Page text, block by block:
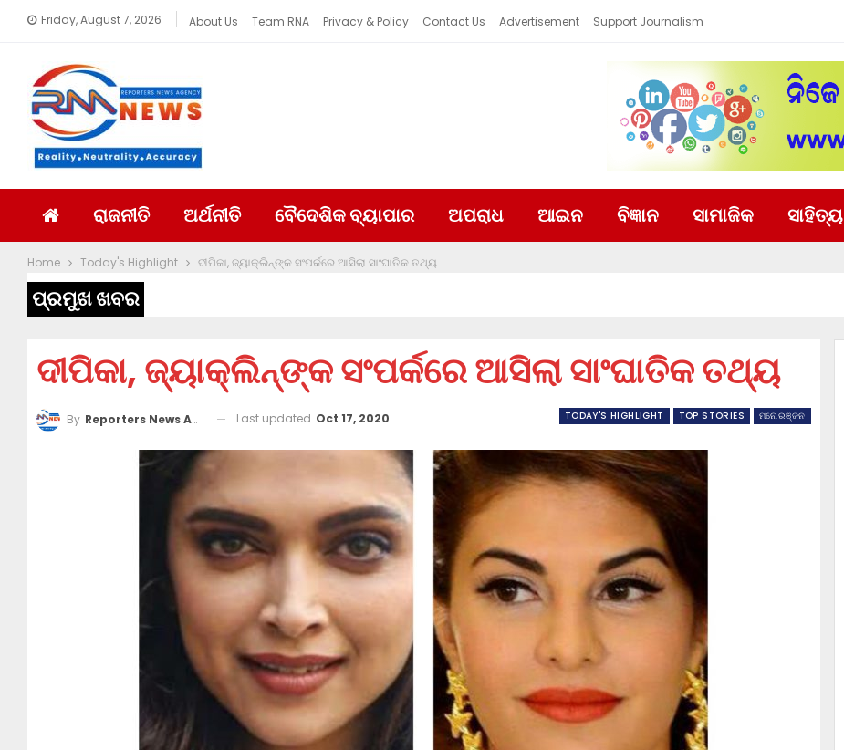
Friday, August 7, 2026 About Us Team RNA Privacy & Policy Contact Us Advertisement Support Journalism
ରାଜନୀତି ଅର୍ଥନୀତି ବୈଦେଶିକ ବ୍ୟାପାର ଅପରାଧ ଆଇନ ବିଜ୍ଞାନ ସାମାଜିକ ସାହିତ୍ୟ
Home Today's Highlight ଦୀପିକା, ଜ୍ୟାକ୍‌ଲିନ୍‌ଙ୍କ ସଂପର୍କରେ ଆସିଲା ସାଂଘାତିକ ତଥ୍ୟ
ପ୍ରମୁଖ ଖବର
ଦୀପିକା, ଜ୍ୟାକ୍‌ଲିନ୍‌ଙ୍କ ସଂପର୍କରେ ଆସିଲା ସାଂଘାତିକ ତଥ୍ୟ
TODAY'S HIGHLIGHT TOP STORIES ମନୋରଞ୍ଜନ
By Reporters News Agency Last updated Oct 17, 2020